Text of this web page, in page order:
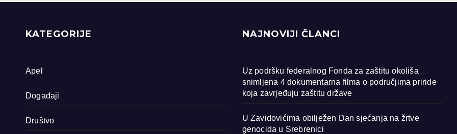
priride koja
države
KATEGORIJE
Apel
Događaji
Društvo
NAJNOVIJI ČLANCI
Uz podršku federalnog Fonda za zaštitu okoliša
snimljena 4 dokumentarna filma o područjima priride
koja zavrjeđuju zaštitu države
U Zavidovićima obilježen Dan sjećanja na žrtve
genocida u Srebrenici